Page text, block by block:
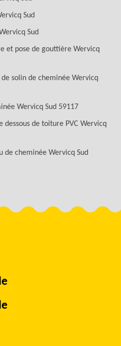
Sud
Sud
et pose de gouttière Wervicq
solin de cheminée Wervicq
Wervicq Sud 59117
dessous de toiture PVC Wervicq
de cheminée Wervicq Sud